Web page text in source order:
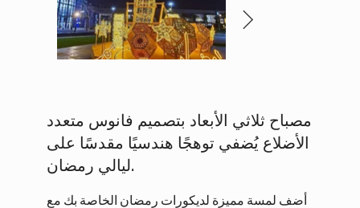
مصباح ثلاثي الأبعاد بتصميم فانوس متعدد
الأضلاع يُضفي توهجًا هندسيًا مقدسًا على
ليالي رمضان.
أضف لمسة مميزة لديكورات رمضان الخاصة بك مع